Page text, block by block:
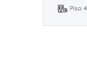
Piso: 4